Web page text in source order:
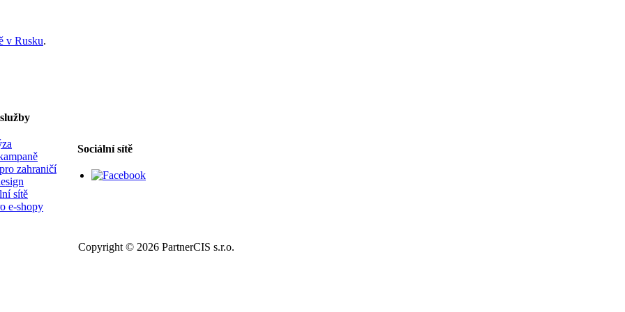
v Rusku.
zahraničí
sítě
e-shopy
Sociální sítě
Copyright © 2026 PartnerCIS s.r.o.